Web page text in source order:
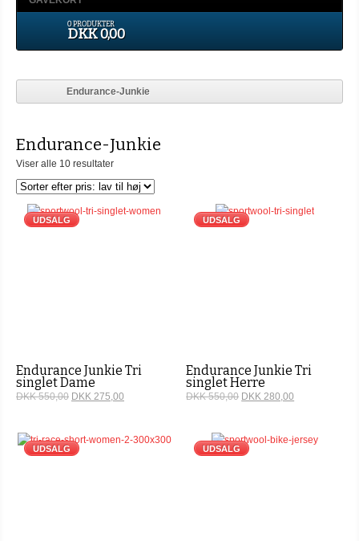
0 PRODUKTER
DKK 0,00
Endurance-Junkie
Endurance-Junkie
Viser alle 10 resultater
UDSALG
Endurance Junkie Tri
singlet Dame
DKK 550,00 DKK 275,00
UDSALG
Endurance Junkie Tri
singlet Herre
DKK 550,00 DKK 280,00
UDSALG UDSALG